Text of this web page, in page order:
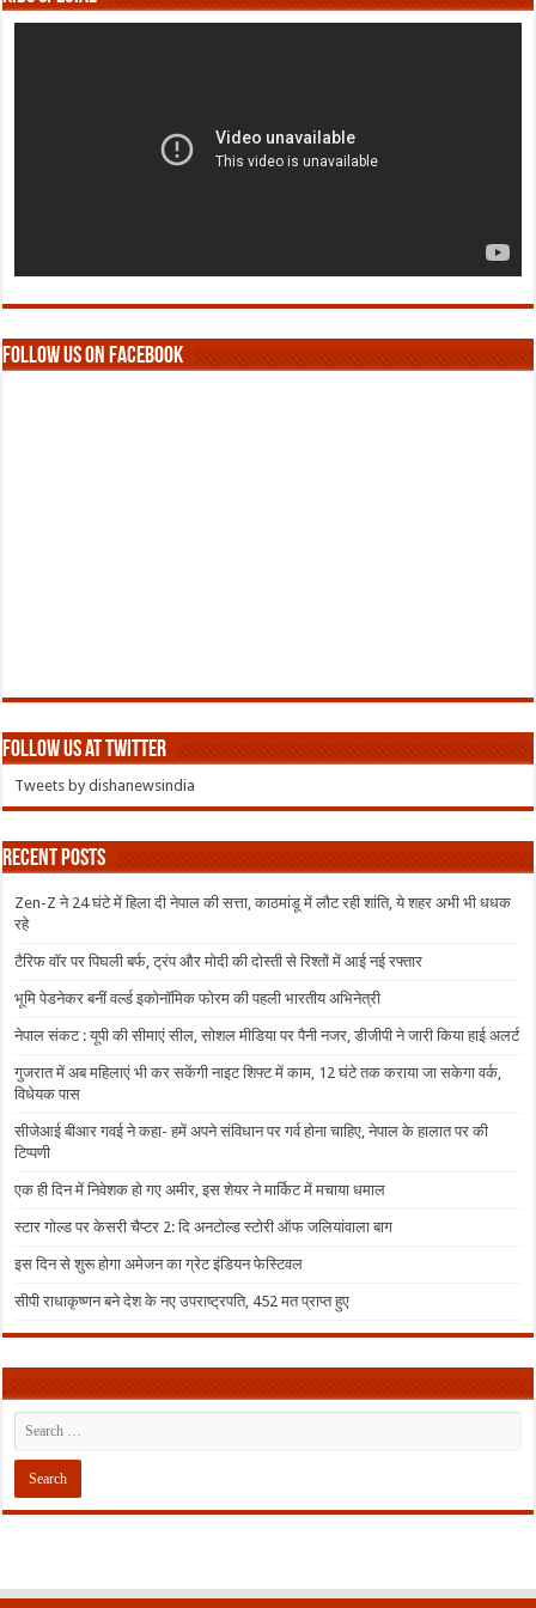
Follow us on Facebook
Follow us at Twitter
Tweets by dishanewsindia
Recent Posts
Zen-Z ने 24 घंटे में हिला दी नेपाल की सत्ता, काठमांडू में लौट रही शांति, ये शहर अभी भी धधक
रहे
टैरिफ वॉर पर पिघली बर्फ, ट्रंप और मोदी की दोस्ती से रिश्तों में आई नई रफ्तार
भूमि पेडनेकर बनीं वर्ल्ड इकोनॉमिक फोरम की पहली भारतीय अभिनेत्री
नेपाल संकट : यूपी की सीमाएं सील, सोशल मीडिया पर पैनी नजर, डीजीपी ने जारी किया हाई अलर्ट
गुजरात में अब महिलाएं भी कर सकेंगी नाइट शिफ्ट में काम, 12 घंटे तक कराया जा सकेगा वर्क,
विधेयक पास
सीजेआई बीआर गवई ने कहा- हमें अपने संविधान पर गर्व होना चाहिए, नेपाल के हालात पर की
टिप्पणी
एक ही दिन में निवेशक हो गए अमीर, इस शेयर ने मार्किट में मचाया धमाल
स्टार गोल्ड पर केसरी चैप्टर 2: दि अनटोल्ड स्टोरी ऑफ जलियांवाला बाग
इस दिन से शुरू होगा अमेजन का ग्रेट इंडियन फेस्टिवल
सीपी राधाकृष्णन बने देश के नए उपराष्ट्रपति, 452 मत प्राप्त हुए